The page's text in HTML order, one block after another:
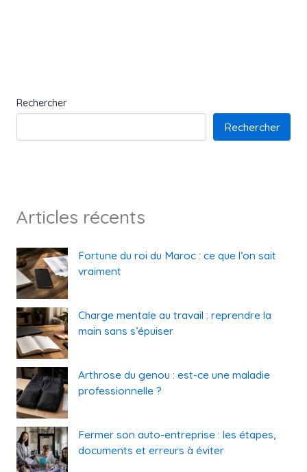
Rechercher
Rechercher
Articles récents
Fortune du roi du Maroc : ce que l’on sait
vraiment
Charge mentale au travail : reprendre la
main sans s’épuiser
Arthrose du genou : est-ce une maladie
professionnelle ?
Fermer son auto-entreprise : les étapes,
documents et erreurs à éviter